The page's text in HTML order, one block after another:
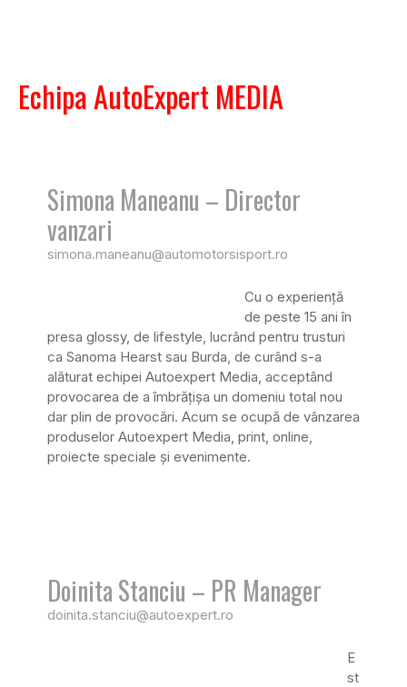
Echipa AutoExpert MEDIA
Simona Maneanu – Director
vanzari
simona.maneanu@automotorsisport.ro
Cu o experienţă
de peste 15 ani în
presa glossy, de lifestyle, lucrând pentru trusturi
ca Sanoma Hearst sau Burda, de curând s-a
alăturat echipei Autoexpert Media, acceptând
provocarea de a îmbrăţişa un domeniu total nou
dar plin de provocări. Acum se ocupă de vânzarea
produselor Autoexpert Media, print, online,
proiecte speciale şi evenimente.
Doinita Stanciu – PR Manager
doinita.stanciu@autoexpert.ro
E
st